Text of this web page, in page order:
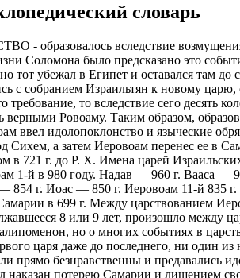
словарь
образовалось вследствие возмущения
Соломона было предсказано это
тот убежал в Египет и оставался там
с собранием Израильтян к новому
требование, то вследствие сего
Ровоаму. Таким образом,
ввел идолопоклонство и языческие
Сихем, а затем Иеровоам перенес ее в
в 721 г. до Р. Х. Имена царей
1-й в 980 году. Надав — 960 г.
854 г. Иоас — 850 г. Иеровоам 11-й 835
в 699 г. Между царствованием
8 или 9 лет, произошло между
но о многих событиях в
царя даже до последнего, ни один
прямо безнравственны и предавались
наказан потерею Самарии и лишением